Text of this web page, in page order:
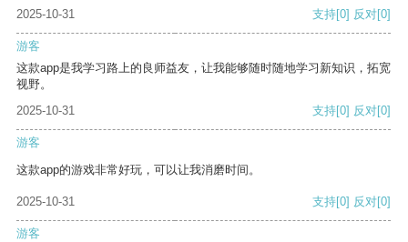
2025-10-31
支持[0] 反对[0]
游客
这款app是我学习路上的良师益友，让我能够随时随地学习新知识，拓宽
视野。
2025-10-31
支持[0] 反对[0]
游客
这款app的游戏非常好玩，可以让我消磨时间。
2025-10-31 支持[0] 反对[0]
游客